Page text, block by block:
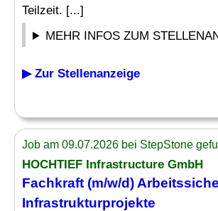
Teilzeit. [...]
MEHR INFOS ZUM
▶ Zur Stellenanzeige
Job am 09.07.2026 bei StepStone
HOCHTIEF Infrastructure GmbH
Fachkraft (m/w/d)
Infrastrukturprojekte